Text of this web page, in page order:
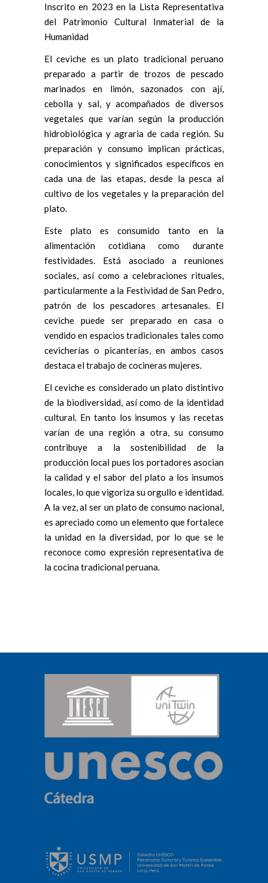
Inscrito en 2023 en la Lista Representativa
del Patrimonio Cultural Inmaterial de la
Humanidad
El ceviche es un plato tradicional peruano
preparado a partir de trozos de pescado
marinados en limón, sazonados con ají,
cebolla y sal, y acompañados de diversos
vegetales que varían según la producción
hidrobiológica y agraria de cada región. Su
preparación y consumo implican prácticas,
conocimientos y significados específicos en
cada una de las etapas, desde la pesca al
cultivo de los vegetales y la preparación del
plato.
Este plato es consumido tanto en la
alimentación cotidiana como durante
festividades. Está asociado a reuniones
sociales, así como a celebraciones rituales,
particularmente a la Festividad de San Pedro,
patrón de los pescadores artesanales. El
ceviche puede ser preparado en casa o
vendido en espacios tradicionales tales como
cevicherías o picanterías, en ambos casos
destaca el trabajo de cocineras mujeres.
El ceviche es considerado un plato distintivo
de la biodiversidad, así como de la identidad
cultural. En tanto los insumos y las recetas
varían de una región a otra, su consumo
contribuye a la sostenibilidad de la
producción local pues los portadores asocian
la calidad y el sabor del plato a los insumos
locales, lo que vigoriza su orgullo e identidad.
A la vez, al ser un plato de consumo nacional,
es apreciado como un elemento que fortalece
la unidad en la diversidad, por lo que se le
reconoce como expresión representativa de
la cocina tradicional peruana.